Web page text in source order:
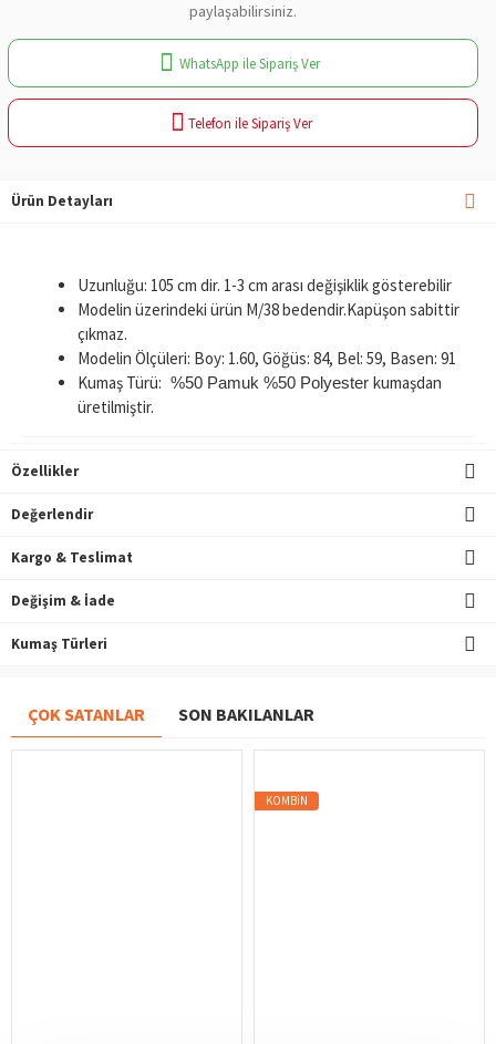
paylaşabilirsiniz.
WhatsApp ile Sipariş Ver
Telefon ile Sipariş Ver
Ürün Detayları
Uzunluğu: 105 cm dir. 1-3 cm arası değişiklik gösterebilir
Modelin üzerindeki ürün M/38 bedendir.Kapüşon sabittir
çıkmaz.
Modelin Ölçüleri: Boy: 1.60, Göğüs: 84, Bel: 59, Basen: 91
Kumaş Türü: %50 Pamuk %50 Polyester kumaşdan
üretilmiştir.
Özellikler
Değerlendir
Kargo & Teslimat
Değişim & İade
Kumaş Türleri
ÇOK SATANLAR SON BAKILANLAR
KOMBIN